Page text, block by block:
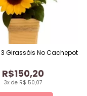
3x de R$ 50,07
R$150,20
3 Girassóis No Cachepot